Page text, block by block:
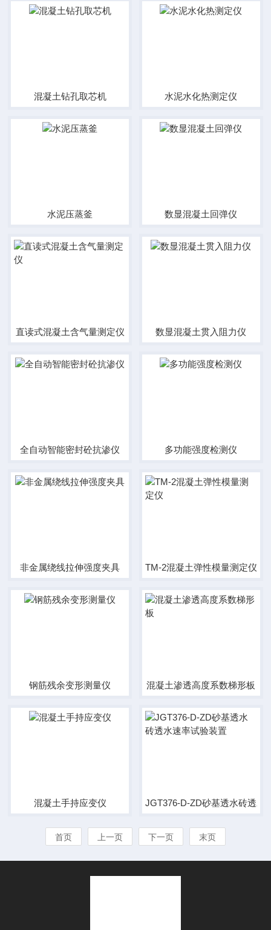
混凝土钻孔取芯机 水泥水化热测定仪
水泥压蒸釜 数显混凝土回弹仪
直读式混凝土含气量测定仪 数显混凝土贯入阻力仪
全自动智能密封砼抗渗仪 多功能强度检测仪
非金属绕线拉伸强度夹具 TM-2混凝土弹性模量测定仪
钢筋残余变形测量仪 混凝土渗透高度系数梯形板
混凝土手持应变仪 JGT376-D-ZD砂基透水砖透水
首页 上一页 下一页 末页